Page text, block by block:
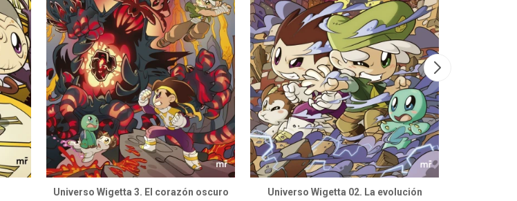
Universo Wigetta 3. El corazón oscuro Universo Wigetta 02. La evolución